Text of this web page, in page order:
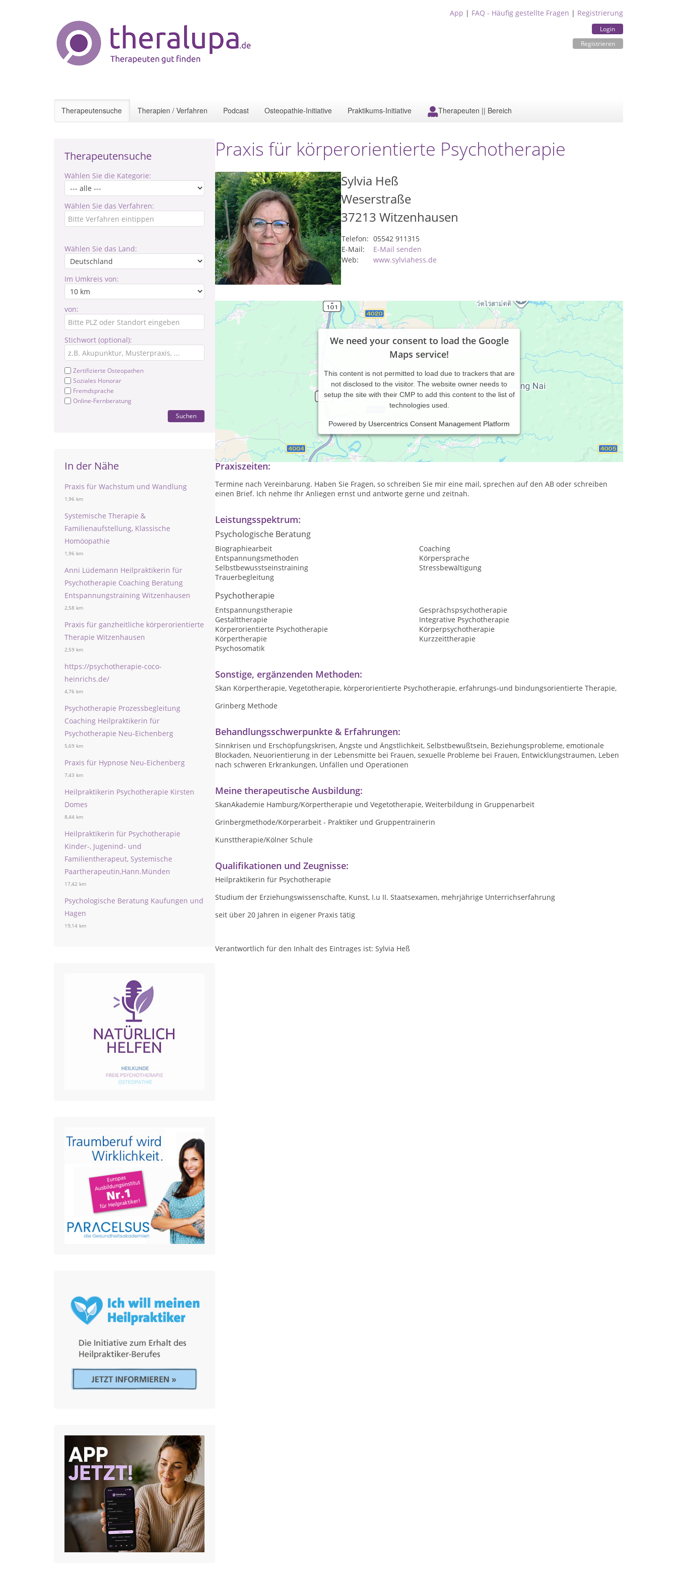
App | FAQ - Häufig gestellte Fragen | Registrierung
Login
Registrieren
Therapeutensuche Therapien / Verfahren Podcast Osteopathie-Initiative Praktikums-Initiative Therapeuten || Bereich
Therapeutensuche
Wählen Sie die Kategorie:
Wählen Sie das Verfahren:
Wählen Sie das Land:
Im Umkreis von:
von:
Stichwort (optional):
Zertifizierte Osteopathen
Soziales Honorar
Fremdsprache
Online-Fernberatung
Suchen
In der Nähe
Praxis für Wachstum und Wandlung
1,96 km
Systemische Therapie &
Familienaufstellung, Klassische
Homöopathie
1,96 km
Anni Lüdemann Heilpraktikerin für
Psychotherapie Coaching Beratung
Entspannungstraining Witzenhausen
2,58 km
Praxis für ganzheitliche körperorientierte
Therapie Witzenhausen
2,59 km
https://psychotherapie-coco-
heinrichs.de/
4,76 km
Psychotherapie Prozessbegleitung
Coaching Heilpraktikerin für
Psychotherapie Neu-Eichenberg
5,69 km
Praxis für Hypnose Neu-Eichenberg
7,43 km
Heilpraktikerin Psychotherapie Kirsten
Domes
8,44 km
Heilpraktikerin für Psychotherapie
Kinder-, Jugenind- und
Familientherapeut, Systemische
Paartherapeutin,Hann.Münden
17,42 km
Psychologische Beratung Kaufungen und
Hagen
19,14 km
Praxis für körperorientierte Psychotherapie
Sylvia Heß
Weserstraße
37213 Witzenhausen
Telefon: 05542 911315
E-Mail:
E-Mail senden
Web:
www.sylviahess.de
We need your consent to load the Google
Maps service!
This content is not permitted to load due to trackers that are
not disclosed to the visitor. The website owner needs to
setup the site with their CMP to add this content to the list of
technologies used.
Powered by Usercentrics Consent Management Platform
Gerne können Sie sich ausführlich über Schwerpunkte, Arbeitsfeld und Hintergründe auf meiner Website informieren
Praxiszeiten:
Termine nach Vereinbarung. Haben Sie Fragen, so schreiben Sie mir eine mail, sprechen auf den AB oder schreiben
einen Brief. Ich nehme Ihr Anliegen ernst und antworte gerne und zeitnah.
Leistungsspektrum:
Psychologische Beratung
Biographiearbeit
Coaching
Entspannungsmethoden
Körpersprache
Selbstbewusstseinstraining
Stressbewältigung
Trauerbegleitung
Psychotherapie
Entspannungstherapie
Gesprächspsychotherapie
Gestalttherapie
Integrative Psychotherapie
Körperorientierte Psychotherapie
Körperpsychotherapie
Körpertherapie
Kurzzeittherapie
Psychosomatik
Sonstige, ergänzenden Methoden:
Skan Körpertherapie, Vegetotherapie, körperorientierte Psychotherapie, erfahrungs-und bindungsorientierte Therapie,
Grinberg Methode
Behandlungsschwerpunkte & Erfahrungen:
Sinnkrisen und Erschöpfungskrisen, Ängste und Ängstlichkeit, Selbstbewußtsein, Beziehungsprobleme, emotionale
Blockaden, Neuorientierung in der Lebensmitte bei Frauen, sexuelle Probleme bei Frauen, Entwicklungstraumen, Leben
nach schweren Erkrankungen, Unfällen und Operationen
Meine therapeutische Ausbildung:
SkanAkademie Hamburg/Körpertherapie und Vegetotherapie, Weiterbildung in Gruppenarbeit
Grinbergmethode/Körperarbeit - Praktiker und Gruppentrainerin
Kunsttherapie/Kölner Schule
Qualifikationen und Zeugnisse:
Heilpraktikerin für Psychotherapie
Studium der Erziehungswissenschafte, Kunst, I.u II. Staatsexamen, mehrjährige Unterrichserfahrung
seit über 20 Jahren in eigener Praxis tätig
Verantwortlich für den Inhalt des Eintrages ist: Sylvia Heß